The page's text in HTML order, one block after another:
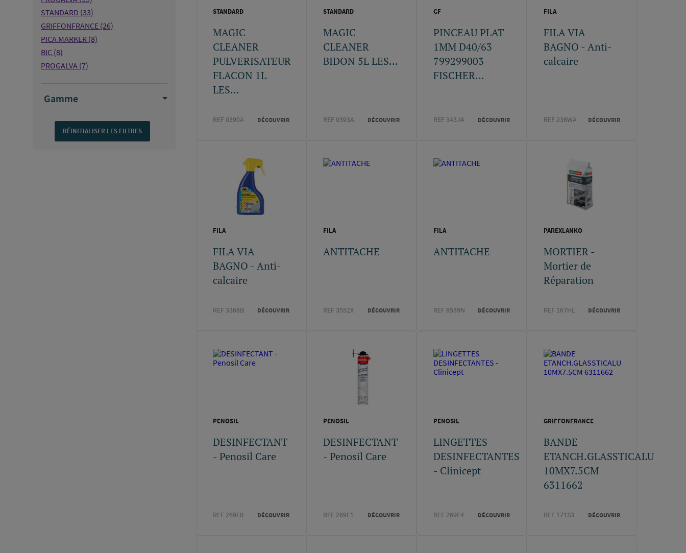
STANDARD (33)
GRIFFONFRANCE (26)
PICA MARKER (8)
BIC (8)
PROGALVA (7)
PAREXLANKO
APCO(5)
(5)
Gamme
STANDARD
MAGIC
CLEANER
PULVERISATEUR
FLACON 1L
LES...
REF 0390A DÉCOUVRIR
STANDARD
MAGIC
CLEANER
BIDON 5L LES...
REF 0393A DÉCOUVRIR
GF
PINCEAU PLAT
1MM D40/63
799299003
FISCHER...
REF 343J4 DÉCOUVRIR
FILA
FILA VIA
BAGNO - Anti-
calcaire
REF 238WA DÉCOUVRIR
FILA
FILA VIA
BAGNO - Anti-
calcaire
REF 3368B DÉCOUVRIR
FILA
ANTITACHE
REF 3552X DÉCOUVRIR
FILA
ANTITACHE
REF 8539N DÉCOUVRIR
PAREXLANKO
MORTIER -
Mortier de
Réparation
REF 167HL DÉCOUVRIR
PENOSIL
DESINFECTANT
- Penosil Care
REF 269E0 DÉCOUVRIR
PENOSIL
DESINFECTANT
- Penosil Care
REF 269E1 DÉCOUVRIR
PENOSIL
LINGETTES
DESINFECTANTES
- Clinicept
REF 269E4 DÉCOUVRIR
GRIFFONFRANCE
BANDE
ETANCH.GLASSTICALU
10MX7.5CM
6311662
REF 171S3 DÉCOUVRIR